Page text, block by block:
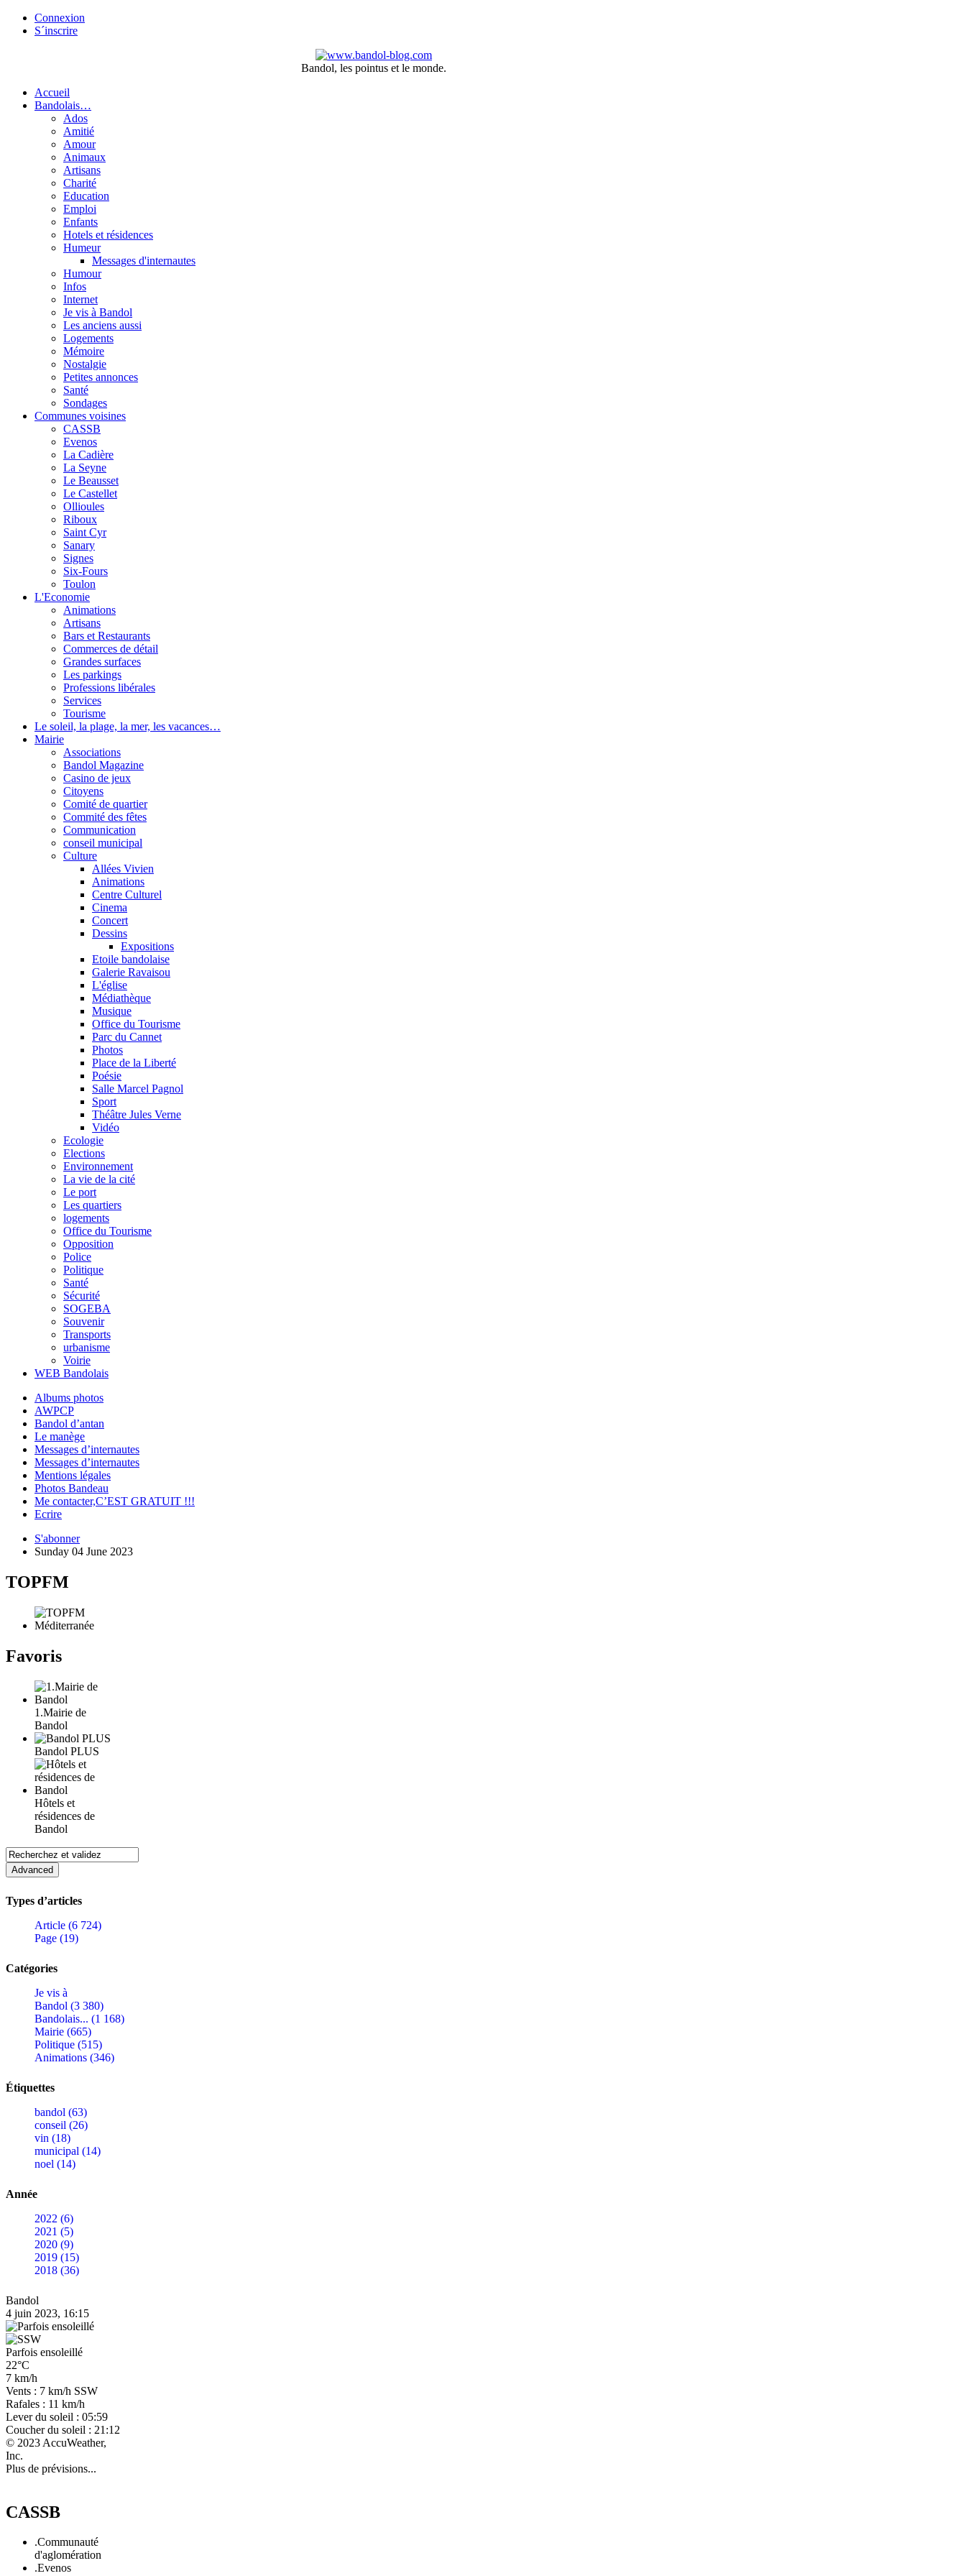
Connexion
S´inscrire
Bandol, les pointus et le monde.
Accueil
Bandolais…
Ados
Amitié
Amour
Animaux
Artisans
Charité
Education
Emploi
Enfants
Hotels et résidences
Humeur
Messages d'internautes
Humour
Infos
Internet
Je vis à Bandol
Les anciens aussi
Logements
Mémoire
Nostalgie
Petites annonces
Santé
Sondages
Communes voisines
CASSB
Evenos
La Cadière
La Seyne
Le Beausset
Le Castellet
Ollioules
Riboux
Saint Cyr
Sanary
Signes
Six-Fours
Toulon
L'Economie
Animations
Artisans
Bars et Restaurants
Commerces de détail
Grandes surfaces
Les parkings
Professions libérales
Services
Tourisme
Le soleil, la plage, la mer, les vacances…
Mairie
Associations
Bandol Magazine
Casino de jeux
Citoyens
Comité de quartier
Commité des fêtes
Communication
conseil municipal
Culture
Allées Vivien
Animations
Centre Culturel
Cinema
Concert
Dessins
Expositions
Etoile bandolaise
Galerie Ravaisou
L'église
Médiathèque
Musique
Office du Tourisme
Parc du Cannet
Photos
Place de la Liberté
Poésie
Salle Marcel Pagnol
Sport
Théâtre Jules Verne
Vidéo
Ecologie
Elections
Environnement
La vie de la cité
Le port
Les quartiers
logements
Office du Tourisme
Opposition
Police
Politique
Santé
Sécurité
SOGEBA
Souvenir
Transports
urbanisme
Voirie
WEB Bandolais
Albums photos
AWPCP
Bandol d’antan
Le manège
Messages d’internautes
Messages d’internautes
Mentions légales
Photos Bandeau
Me contacter,C’EST GRATUIT !!!
Ecrire
S'abonner
Sunday 04 June 2023
TOPFM
Favoris
1.Mairie de
Bandol
Bandol PLUS
Hôtels et
résidences de
Bandol
Types d’articles
Article (6 724)
Page (19)
Catégories
Je vis à
Bandol (3 380)
Bandolais... (1 168)
Mairie (665)
Politique (515)
Animations (346)
Étiquettes
bandol (63)
conseil (26)
vin (18)
municipal (14)
noel (14)
Année
2022 (6)
2021 (5)
2020 (9)
2019 (15)
2018 (36)
Bandol
4 juin 2023, 16:15
Parfois ensoleillé
22°C
7 km/h
Vents : 7 km/h SSW
Rafales : 11 km/h
Lever du soleil : 05:59
Coucher du soleil : 21:12
© 2023 AccuWeather,
Inc.
Plus de prévisions...
CASSB
.Communauté
d'aglomération
.Evenos